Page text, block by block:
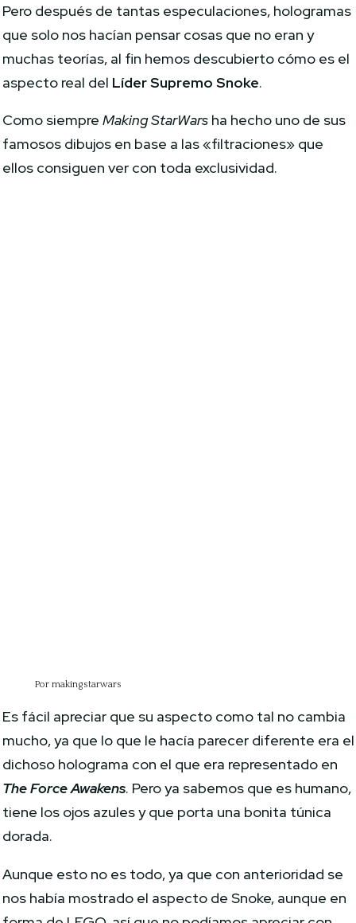
Pero después de tantas especulaciones, hologramas
que solo nos hacían pensar cosas que no eran y
muchas teorías, al fin hemos descubierto cómo es el
aspecto real del Líder Supremo Snoke.
Como siempreMaking StarWars ha hecho uno de sus
famosos dibujos en base a las «filtraciones» que
ellos consiguen ver con toda exclusividad.
Por makingstarwars
Es fácil apreciar que su aspecto como tal no cambia
mucho, ya que lo que le hacía parecer diferente era el
dichoso holograma con el que era representado en
The Force Awakens. Pero ya sabemos que es humano,
tiene los ojos azules y que porta una bonita túnica
dorada.
Aunque esto no es todo, ya que con anterioridad se
nos había mostrado el aspecto de Snoke, aunque en